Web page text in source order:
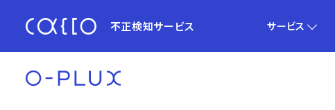
不正検知サービス サービス